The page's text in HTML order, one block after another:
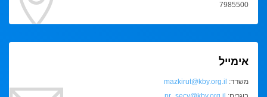
7985500
אימייל
משרד: mazkirut@kby.org.il